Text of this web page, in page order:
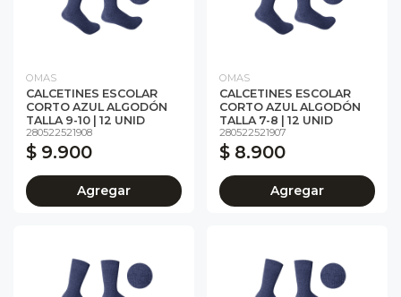
OMAS
CALCETINES ESCOLAR
CORTO AZUL ALGODÓN
TALLA 9-10 | 12 UNID
280522521908
$ 9.900
Agregar
OMAS
CALCETINES ESCOLAR
CORTO AZUL ALGODÓN
TALLA 7-8 | 12 UNID
280522521907
$ 8.900
Agregar